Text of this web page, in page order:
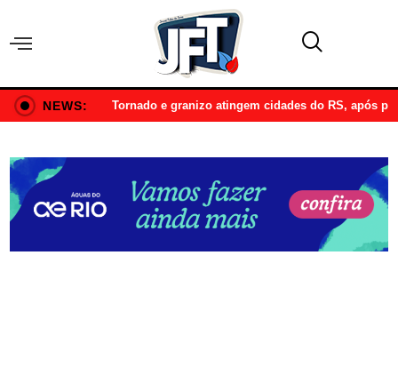
NEWS: Tornado e granizo atingem cidades do RS, após